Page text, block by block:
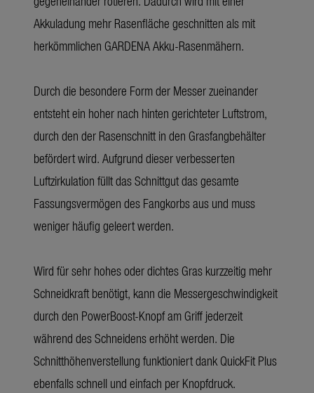
Akkuladung mehr Rasenfläche geschnitten als mit
herkömmlichen GARDENA Akku-Rasenmähern.
Durch die besondere Form der Messer zueinander
entsteht ein hoher nach hinten gerichteter Luftstrom,
durch den der Rasenschnitt in den Grasfangbehälter
befördert wird. Aufgrund dieser verbesserten
Luftzirkulation füllt das Schnittgut das gesamte
Fassungsvermögen des Fangkorbs aus und muss
weniger häufig geleert werden.
Wird für sehr hohes oder dichtes Gras kurzzeitig mehr
Schneidkraft benötigt, kann die Messergeschwindigkeit
durch den PowerBoost-Knopf am Griff jederzeit
während des Schneidens erhöht werden. Die
Schnitthöhenverstellung funktioniert dank QuickFit Plus
ebenfalls schnell und einfach per Knopfdruck.